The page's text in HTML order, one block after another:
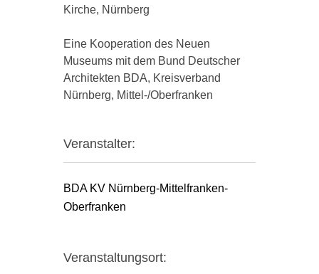
Kirche, Nürnberg
Eine Kooperation des Neuen
Museums mit dem Bund Deutscher
Architekten BDA, Kreisverband
Nürnberg, Mittel-/Oberfranken
Veranstalter:
BDA KV Nürnberg-Mittelfranken-
Oberfranken
Veranstaltungsort: